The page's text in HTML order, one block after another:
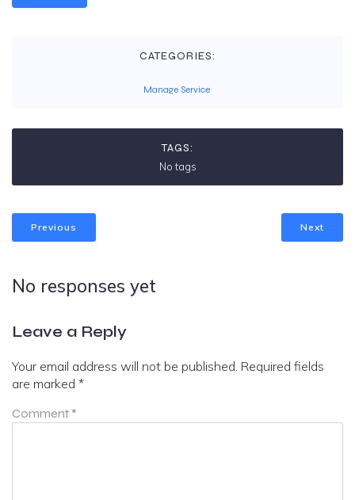
CATEGORIES:
Manage Service
TAGS:
No tags
Previous Next
No responses yet
Leave a Reply
Your email address will not be published. Required fields
are marked *
Comment *